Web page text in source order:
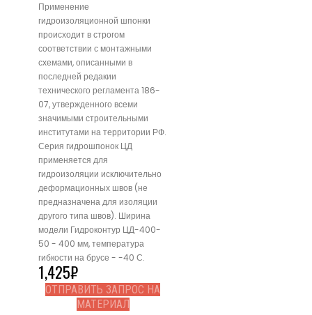
Применение
гидроизоляционной шпонки
происходит в строгом
соответствии с монтажными
схемами, описанными в
последней редакии
технического регламента 186-
07, утвержденного всеми
значимыми строительными
институтами на территории РФ.
Серия гидрошпонок ЦД
применяется для
гидроизоляции исключительно
деформационных швов (не
предназначена для изоляции
другого типа швов). Ширина
модели Гидроконтур ЦД-400-
50 - 400 мм, температура
гибкости на брусе - -40 С.
1,425₽
ОТПРАВИТЬ ЗАПРОС НА
МАТЕРИАЛ